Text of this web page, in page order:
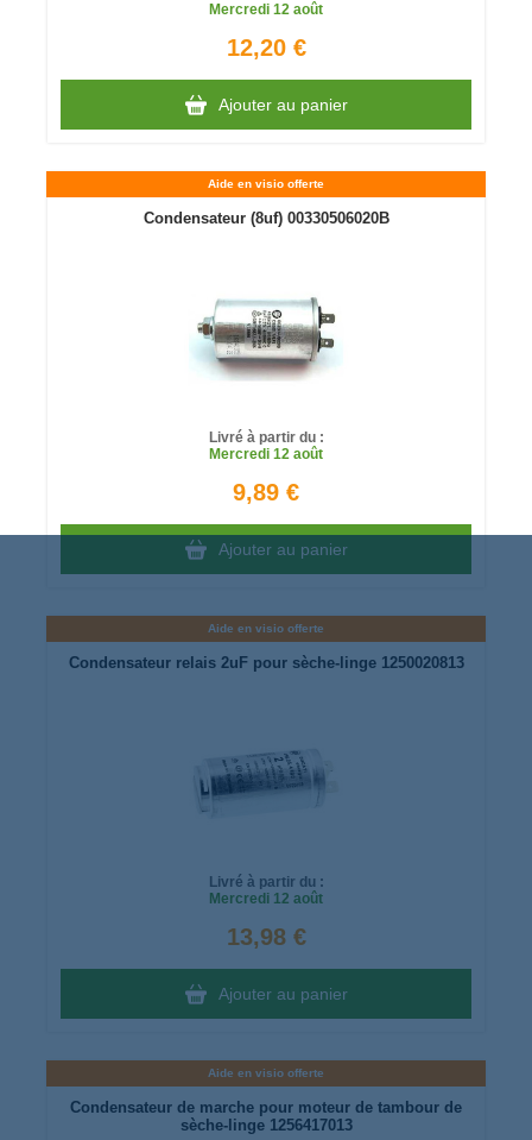
Mercredi 12 août
12,20 €
Ajouter au panier
Aide en visio offerte
Condensateur (8uf) 00330506020B
Livré à partir du :
Mercredi 12 août
9,89 €
Ajouter au panier
Aide en visio offerte
Condensateur relais 2uF pour sèche-linge 1250020813
Livré à partir du :
Mercredi 12 août
13,98 €
Ajouter au panier
Aide en visio offerte
Condensateur de marche pour moteur de tambour de
sèche-linge 1256417013